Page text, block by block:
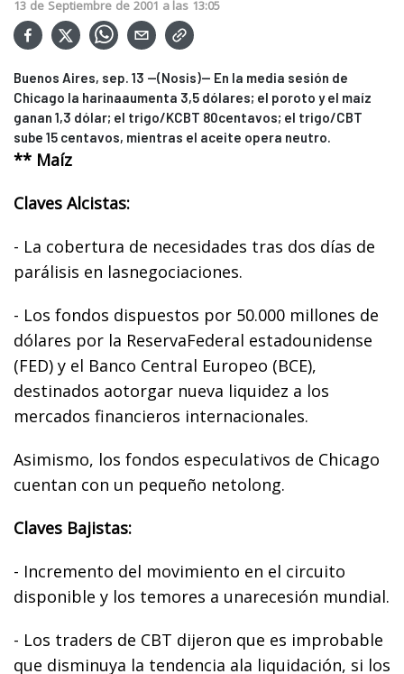
13 de Septiembre de 2001 a las 13:05
Buenos Aires, sep. 13 --(Nosis)-- En la media sesión de
Chicago la harinaaumenta 3,5 dólares; el poroto y el maíz
ganan 1,3 dólar; el trigo/KCBT 80centavos; el trigo/CBT
sube 15 centavos, mientras el aceite opera neutro.
** Maíz
Claves Alcistas:
- La cobertura de necesidades tras dos días de
parálisis en lasnegociaciones.
- Los fondos dispuestos por 50.000 millones de
dólares por la ReservaFederal estadounidense
(FED) y el Banco Central Europeo (BCE),
destinados aotorgar nueva liquidez a los
mercados financieros internacionales.
Asimismo, los fondos especulativos de Chicago
cuentan con un pequeño netolong.
Claves Bajistas:
- Incremento del movimiento en el circuito
disponible y los temores a unarecesión mundial.
- Los traders de CBT dijeron que es improbable
que disminuya la tendencia ala liquidación, si los